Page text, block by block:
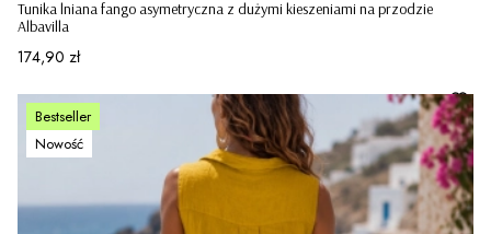
Tunika lniana fango asymetryczna z dużymi kieszeniami na przodzie
Albavilla
Cena
174,90 zł
Bestseller
Nowość